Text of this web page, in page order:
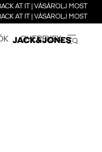
AT IT | VÁSÁROLJ MOST
AT IT | VÁSÁROLJ MOST
GYEREKEK